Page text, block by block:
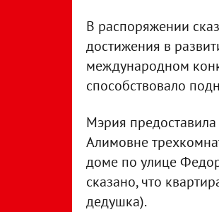
В распоряжении
достижения в
международном
способствовало
Мэрия
Алимовне
доме по улице
сказано, что
дедушка).